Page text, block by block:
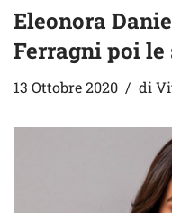
Eleonora
Ferragni poi le
13 Ottobre 2020 di